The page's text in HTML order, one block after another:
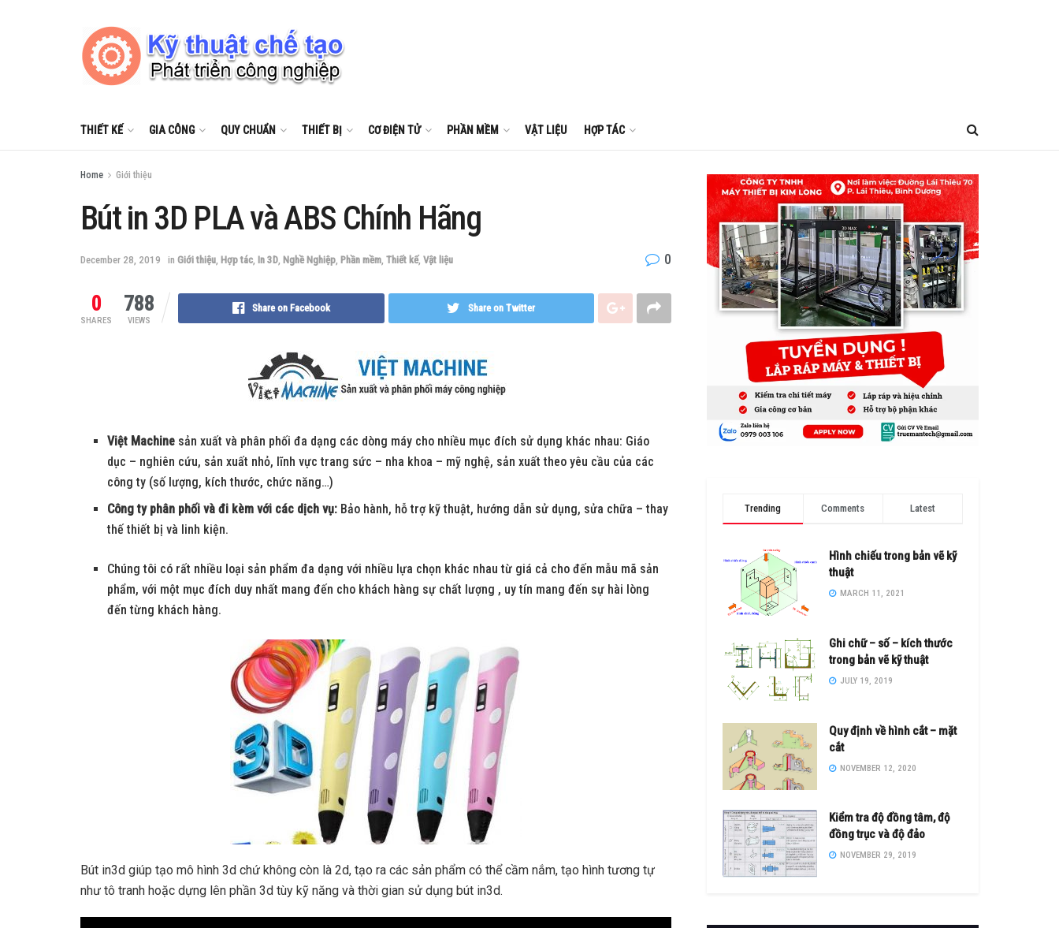
THIẾT KẾ GIA CÔNG QUY CHUẨN THIẾT BỊ CƠ ĐIỆN TỬ PHẦN MỀM VẬT LIỆU HỢP TÁC
Home Giới thiệu
Bút in 3D PLA và ABS Chính Hãng
December 28, 2019 in Giới thiệu Hợp tác In 3D Nghề Nghiệp Phần mềm Thiết kế, Vật liệu 0
0
SHARES
788
VIEWS
Share on Facebook Share on Twitter
Việt Machine sản xuất và phân phối đa dạng các dòng máy cho nhiều mục đích sử dụng khác nhau: Giáo
dục – nghiên cứu, sản xuất nhỏ, lĩnh vực trang sức – nha khoa – mỹ nghệ, sản xuất theo yêu cầu của các
công ty (số lượng, kích thước, chức năng…)
Công ty phân phối và đi kèm với các dịch vụ: Bảo hành, hỗ trợ kỹ thuật, hướng dẫn sử dụng, sửa chữa – thay
thế thiết bị và linh kiện.
Chúng tôi có rất nhiều loại sản phẩm đa dạng với nhiều lựa chọn khác nhau từ giá cả cho đến mẫu mã sản
phẩm, với một mục đích duy nhất mang đến cho khách hàng sự chất lượng , uy tín mang đến sự hài lòng
đến từng khách hàng.
Bút in3d giúp tạo mô hình 3d chứ không còn là 2d, tạo ra các sản phẩm có thể cầm nắm, tạo hình tương tự
như tô tranh hoặc dựng lên phần 3d tùy kỹ năng và thời gian sử dụng bút in3d.
Trending Comments Latest
Hình chiếu trong bản vẽ kỹ
thuật
MARCH 11, 2021
Ghi chữ – số – kích thước
trong bản vẽ kỹ thuật
JULY 19, 2019
Quy định về hình cắt – mặt
cắt
NOVEMBER 12, 2020
Kiểm tra độ đồng tâm, độ
đồng trục và độ đảo
NOVEMBER 29, 2019